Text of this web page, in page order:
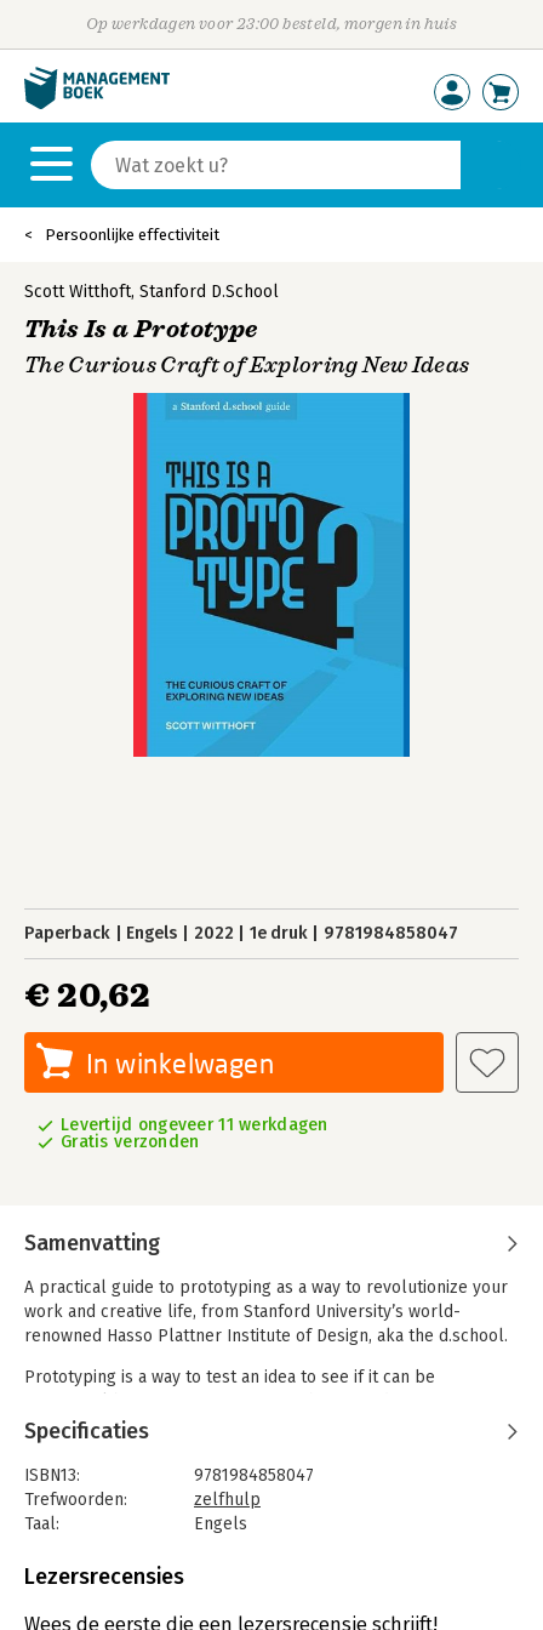
Op werkdagen voor 23:00 besteld, morgen in huis
Persoonlijke effectiviteit
Scott Witthoft, Stanford D.School
This Is a Prototype
The Curious Craft of Exploring New Ideas
Paperback Engels 2022 1e druk 9781984858047
€ 20,62
In winkelwagen
Levertijd ongeveer 11 werkdagen
Gratis verzonden
Samenvatting
A practical guide to prototyping as a way to revolutionize your
work and creative life, from Stanford University’s world-
renowned Hasso Plattner Institute of Design, aka the d.school.
Prototyping is a way to test an idea to see if it can be
resources. But it’s not only designers who “prototype” as they
work. A skateboarder tries a new trick; that’s a prototype
experience. A chef experiments with a new dish and new
ingredients; that’s a prototype experience, too. Once a
prototype is made, the creator gains knowledge about what
should be trimmed from the experience.
This is a book about becoming better at prototyping by
Specificaties
ISBN13:
9781984858047
Trefwoorden:
zelfhulp
Taal:
Engels
Aantal pagina's:
Druk:
1
Lezersrecensies
Wees de eerste die een lezersrecensie schrijft!